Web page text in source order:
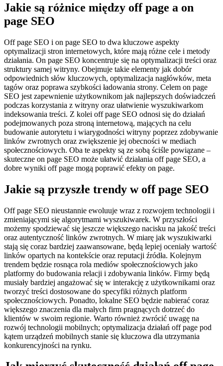
Jakie są różnice między off page a on
page SEO
Off page SEO i on page SEO to dwa kluczowe aspekty
optymalizacji stron internetowych, które mają różne cele i metody
działania. On page SEO koncentruje się na optymalizacji treści oraz
struktury samej witryny. Obejmuje takie elementy jak dobór
odpowiednich słów kluczowych, optymalizacja nagłówków, meta
tagów oraz poprawa szybkości ładowania strony. Celem on page
SEO jest zapewnienie użytkownikom jak najlepszych doświadczeń
podczas korzystania z witryny oraz ułatwienie wyszukiwarkom
indeksowania treści. Z kolei off page SEO odnosi się do działań
podejmowanych poza stroną internetową, mających na celu
budowanie autorytetu i wiarygodności witryny poprzez zdobywanie
linków zwrotnych oraz zwiększenie jej obecności w mediach
społecznościowych. Oba te aspekty są ze sobą ściśle powiązane –
skuteczne on page SEO może ułatwić działania off page SEO, a
dobre wyniki off page mogą poprawić efekty on page.
Jakie są przyszłe trendy w off page SEO
Off page SEO nieustannie ewoluuje wraz z rozwojem technologii i
zmieniającymi się algorytmami wyszukiwarek. W przyszłości
możemy spodziewać się jeszcze większego nacisku na jakość treści
oraz autentyczność linków zwrotnych. W miarę jak wyszukiwarki
stają się coraz bardziej zaawansowane, będą lepiej oceniały wartość
linków opartych na kontekście oraz reputacji źródła. Kolejnym
trendem będzie rosnąca rola mediów społecznościowych jako
platformy do budowania relacji i zdobywania linków. Firmy będą
musiały bardziej angażować się w interakcję z użytkownikami oraz
tworzyć treści dostosowane do specyfiki różnych platform
społecznościowych. Ponadto, lokalne SEO będzie nabierać coraz
większego znaczenia dla małych firm pragnących dotrzeć do
klientów w swoim regionie. Warto również zwrócić uwagę na
rozwój technologii mobilnych; optymalizacja działań off page pod
kątem urządzeń mobilnych stanie się kluczowa dla utrzymania
konkurencyjności na rynku.